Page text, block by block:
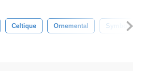
Celtique Ornemental Symbole